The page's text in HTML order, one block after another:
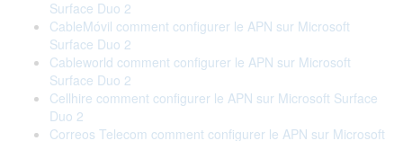
Surface Duo 2
CableMóvil comment configurer le APN sur Microsoft
Surface Duo 2
Cableworld comment configurer le APN sur Microsoft
Surface Duo 2
Cellhire comment configurer le APN sur Microsoft Surface
Duo 2
Correos Telecom comment configurer le APN sur Microsoft